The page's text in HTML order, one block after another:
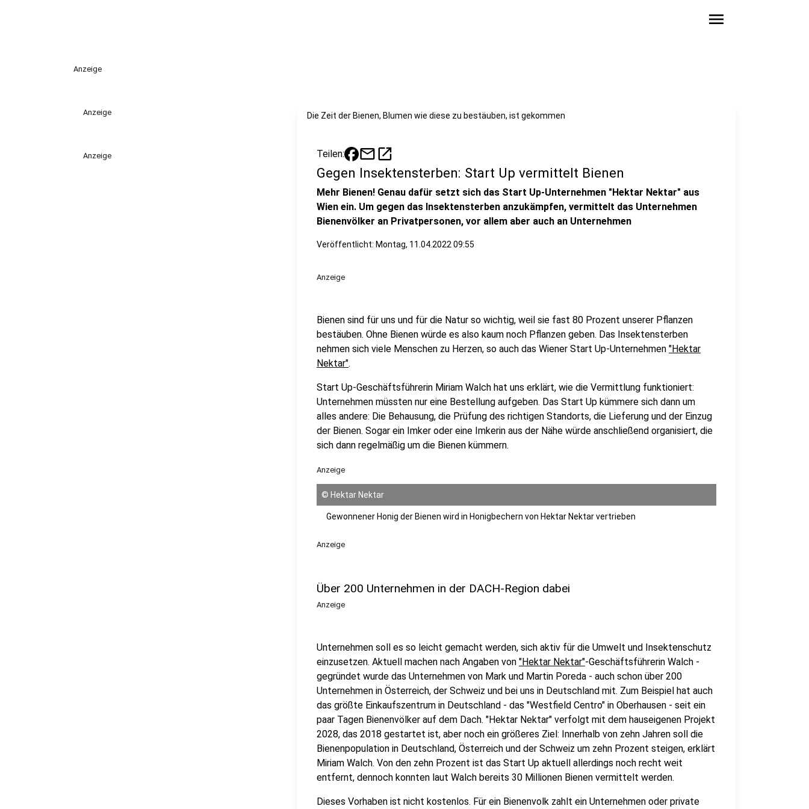
menu
Anzeige
Anzeige
Anzeige
Die Zeit der Bienen, Blumen wie diese zu bestäuben, ist gekommen
Teilen: mailopen_in_new
Gegen Insektensterben: Start Up vermittelt Bienen
Mehr Bienen! Genau dafür setzt sich das Start Up-Unternehmen "Hektar Nektar" aus
Wien ein. Um gegen das Insektensterben anzukämpfen, vermittelt das Unternehmen
Bienenvölker an Privatpersonen, vor allem aber auch an Unternehmen
Veröffentlicht: Montag, 11.04.2022 09:55
Anzeige
Bienen sind für uns und für die Natur so wichtig, weil sie fast 80 Prozent unserer Pflanzen
bestäuben. Ohne Bienen würde es also kaum noch Pflanzen geben. Das Insektensterben
nehmen sich viele Menschen zu Herzen, so auch das Wiener Start Up-Unternehmen "Hektar
Nektar".
Start Up-Geschäftsführerin Miriam Walch hat uns erklärt, wie die Vermittlung funktioniert:
Unternehmen müssten nur eine Bestellung aufgeben. Das Start Up kümmere sich dann um
alles andere: Die Behausung, die Prüfung des richtigen Standorts, die Lieferung und der Einzug
der Bienen. Sogar ein Imker oder eine Imkerin aus der Nähe würde anschließend organisiert, die
sich dann regelmäßig um die Bienen kümmern.
Anzeige
© Hektar Nektar
Gewonnener Honig der Bienen wird in Honigbechern von Hektar Nektar vertrieben
Anzeige
Über 200 Unternehmen in der DACH-Region dabei
Anzeige
Unternehmen soll es so leicht gemacht werden, sich aktiv für die Umwelt und Insektenschutz
einzusetzen. Aktuell machen nach Angaben von "Hektar Nektar"-Geschäftsführerin Walch -
gegründet wurde das Unternehmen von Mark und Martin Poreda - auch schon über 200
Unternehmen in Österreich, der Schweiz und bei uns in Deutschland mit. Zum Beispiel hat auch
das größte Einkaufszentrum in Deutschland - das "Westfield Centro" in Oberhausen - seit ein
paar Tagen Bienenvölker auf dem Dach. "Hektar Nektar" verfolgt mit dem hauseigenen Projekt
2028, das 2018 gestartet ist, aber noch ein größeres Ziel: Innerhalb von zehn Jahren soll die
Bienenpopulation in Deutschland, Österreich und der Schweiz um zehn Prozent steigen, erklärt
Miriam Walch. Von den zehn Prozent ist das Start Up aktuell allerdings noch recht weit
entfernt, dennoch konnten laut Walch bereits 30 Millionen Bienen vermittelt werden.
Dieses Vorhaben ist nicht kostenlos. Für ein Bienenvolk zahlt ein Unternehmen oder private